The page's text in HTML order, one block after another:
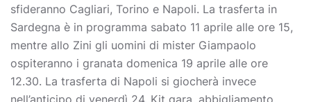
sfideranno Cagliari, Torino e Napoli. La trasferta in
Sardegna è in programma sabato 11 aprile alle ore 15,
mentre allo Zini gli uomini di mister Giampaolo
ospiteranno i granata domenica 19 aprile alle ore
12.30. La trasferta di Napoli si giocherà invece